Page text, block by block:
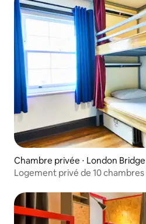
Chambre privée ⋅ London
ondsey
Logement privé de 10